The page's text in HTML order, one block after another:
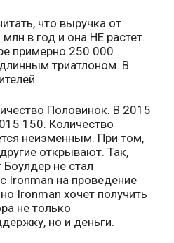
что выручка от
в год и она НЕ растет.
примерно 250 000
триатлоном. В
Половинок. В 2015
150. Количество
неизменным. При том,
открывают. Так,
Боулдер не стал
Ironman на проведение
Ironman хочет получить
не только
но и деньги.